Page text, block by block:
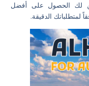
لك الحصول على أفضل
لمتطلباتك الدقيقة.